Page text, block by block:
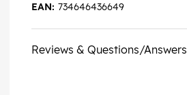
734646436649
EAN:
Reviews & Questions/Answers